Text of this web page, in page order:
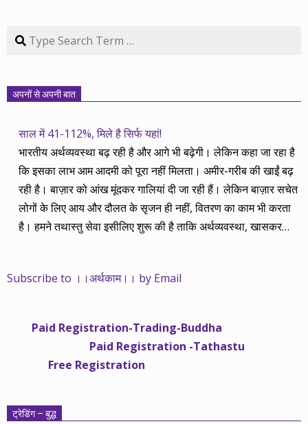
Search
अपनों से अपनी बात
साल में 41-112%, मिले है सिर्फ यहां!
भारतीय अर्थव्यवस्था बढ़ रही है और आगे भी बढ़ेगी। लेकिन कहा जा रहा है
कि इसका लाभ आम आदमी को पूरा नहीं मिलता। अमीर-गरीब की खाईं बढ़
रही है। बाज़ार को आंख मूंदकर गालियां दी जा रही हैं। लेकिन बाज़ार सचेत
लोगों के लिए आय और दौलत के सृजन ही नहीं, वितरण का काम भी करता
है। हमने तथास्तु सेवा इसीलिए शुरू की है ताकि अर्थव्यवस्था, खासकर
महंगाई की दर 10 प्रतिशत से ऊपर रहती है। वे भागकर जाते हैं सोने और
साढ़े चार सालों से अर्थकाम से जुड़े हैं, वे हमारी ईमानदारी और सत्यनिष्ठा से
भलीभांति वाकिफ हैं। शुरू में हम भी कच्चे थे तो बाज़ार के उस्तादों के जाल
में फंस गए। गलतियां कीं। लेकिन जैसे ही समझ में आया, खटाक से उनसे
मजबूत आधार और गहन रिसर्च के साथ। उसी का नतीजा है कि हमारी
Subscribe to ।।अर्थकाम।। by Email
Paid Registration-Trading-Buddha
Paid Registration -Tathastu
Free Registration
ट्रेडिंग – बुद्ध